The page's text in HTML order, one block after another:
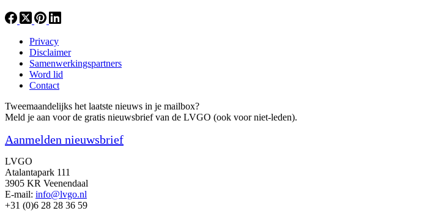
Privacy
Disclaimer
Samenwerkingspartners
Word lid
Contact
Tweemaandelijks het laatste nieuws in je mailbox?
Meld je aan voor de gratis nieuwsbrief van de LVGO (ook voor niet-leden).
Aanmelden nieuwsbrief
LVGO
Atalantapark 111
3905 KR Veenendaal
E-mail: info@lvgo.nl
+31 (0)6 28 28 36 59